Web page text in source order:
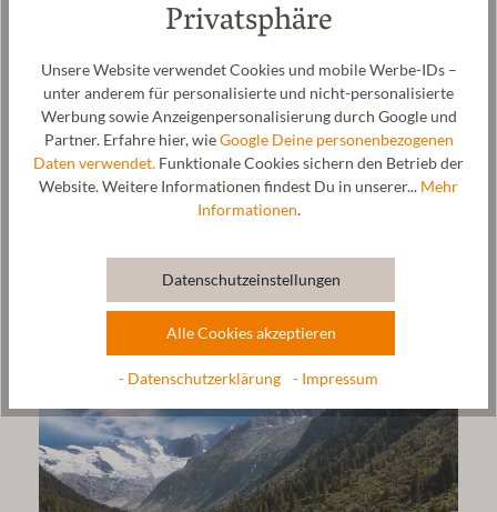
Regionale
Blick hinter die Kulissen
Privatsphäre
Unsere Website verwendet Cookies und mobile Werbe-IDs –
unter anderem für personalisierte und nicht-personalisierte
Werbung sowie Anzeigenpersonalisierung durch Google und
Partner. Erfahre hier, wieGoogle Deine personenbezogenen
Daten verwendet. Funktionale Cookies sichern den Betrieb der
Website. Weitere Informationen findest Du in unserer... Mehr
Informationen.
Datenschutzeinstellungen
Alle Cookies akzeptieren
- Datenschutzerklärung - Impressum